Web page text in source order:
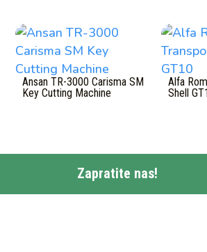
Ansan TR-3000 Carisma SM
Key Cutting Machine
Alfa
Shell
Zapratite nas!